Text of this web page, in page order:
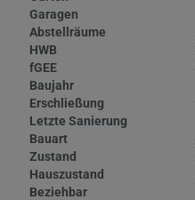
Garagen
Abstellräume
HWB
fGEE
Baujahr
Erschließung
Letzte Sanierung
Bauart
Zustand
Hauszustand
Beziehbar